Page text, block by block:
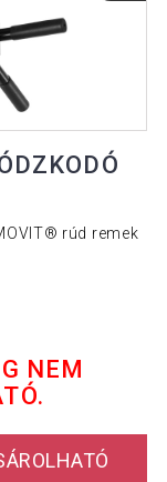
rúd remek
NEM